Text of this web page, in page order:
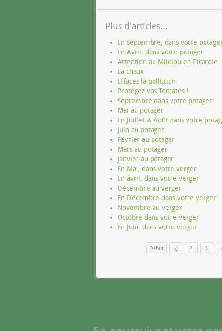
Plus d'articles...
En septembre, dans votre
En Avril, dans votre potager
Attention au Mildiou en Picardie
La chaux
Effacez la pollution
Protégez vos Tomates !
Septembre dans votre potager
Mai au potager
En Juillet & Août dans votre
Juin au potager
Février au potager
Mars au potager
Janvier au potager
En Mai, dans votre verger
En avril, dans votre verger
Décembre au verger
En Décembre dans votre verger
Novembre au verger
Octobre dans votre verger
En Juin, dans votre verger
Début 2 3